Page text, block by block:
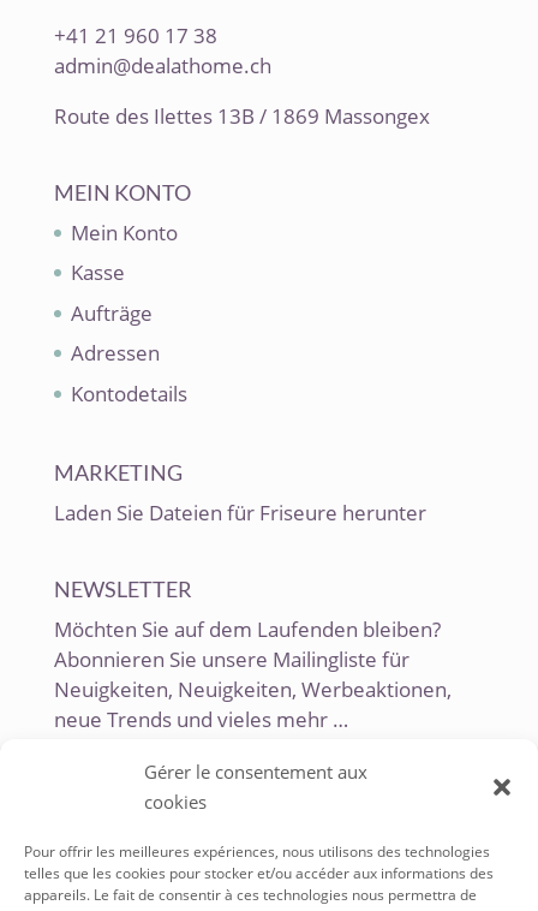
Gérer le consentement aux
cookies
Pour offrir les meilleures expériences, nous utilisons des technologies
telles que les cookies pour stocker et/ou accéder aux informations des
appareils. Le fait de consentir à ces technologies nous permettra de
+41 21 960 17 38
admin@dealathome.ch
Route des Ilettes 13B / 1869 Massongex
MEIN KONTO
Mein Konto
Kasse
Aufträge
Adressen
Kontodetails
MARKETING
Laden Sie Dateien für Friseure herunter
NEWSLETTER
Möchten Sie auf dem Laufenden bleiben?
Abonnieren Sie unsere Mailingliste für
Neuigkeiten, Neuigkeiten, Werbeaktionen,
neue Trends und vieles mehr …